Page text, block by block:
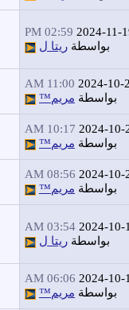
2024-11-
02:59 PM
بواسطة ريتا ل
2024-10-
11:00 AM
بواسطة مريم™
2024-10-
10:17 AM
بواسطة مريم™
2024-10-
08:56 AM
بواسطة مريم™
2024-10-
03:54 AM
بواسطة ريتا ل
2024-10-
06:06 AM
بواسطة مريم™